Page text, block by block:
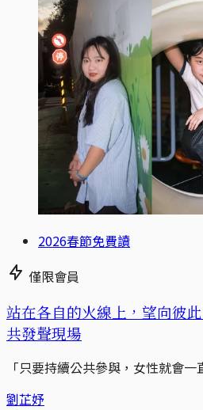
2026春節免費讀
僅限會員
站在各自的火線上，望向彼
共發聲現場
「只要持續公共參與，女性就會一
劉芷妤